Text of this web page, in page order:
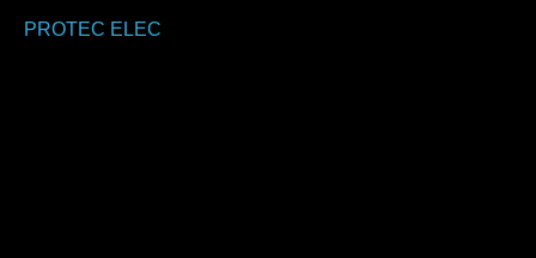
PROTEC ELEC